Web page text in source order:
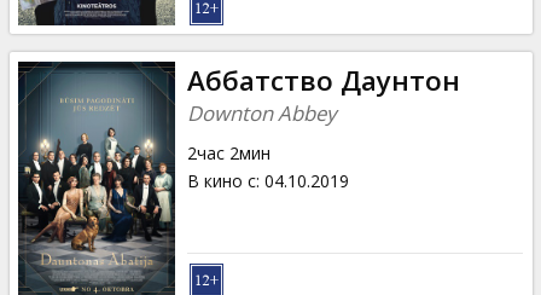
Аббатство Даунтон
Downton Abbey
2час 2мин
В кино с: 04.10.2019